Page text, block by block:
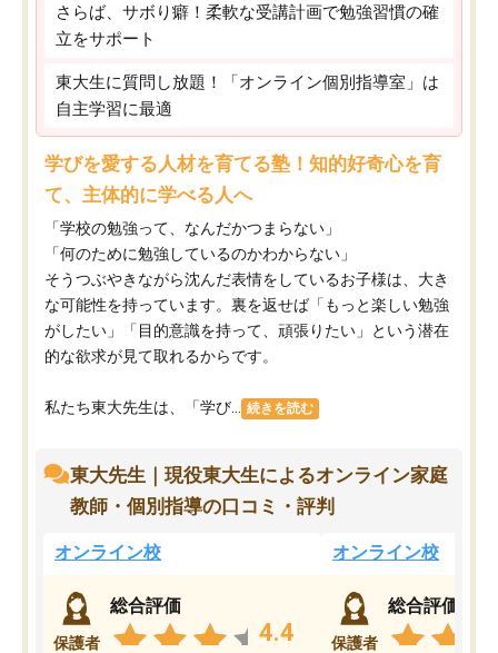
さらば、サボり癖！柔軟な受講計画で勉強習慣の確
立をサポート
東大生に質問し放題！「オンライン個別指導室」は
自主学習に最適
学びを愛する人材を育てる塾！知的好奇心を育
て、主体的に学べる人へ
「学校の勉強って、なんだかつまらない」
「何のために勉強しているのかわからない」
そうつぶやきながら沈んだ表情をしているお子様は、大き
な可能性を持っています。裏を返せば「もっと楽しい勉強
がしたい」「目的意識を持って、頑張りたい」という潜在
的な欲求が見て取れるからです。
私たち東大先生は、「学び... 続きを読む
東大先生｜現役東大生によるオンライン家庭
教師・個別指導の口コミ・評判
オンライン校
保護者
総合評価
4.4
オンライン校
保護者
総合評価